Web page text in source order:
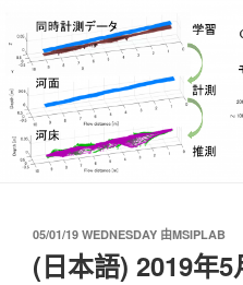
发
布
于
05/01/19 WEDNESDAY 由MSIPLAB
(日本語) 2019年